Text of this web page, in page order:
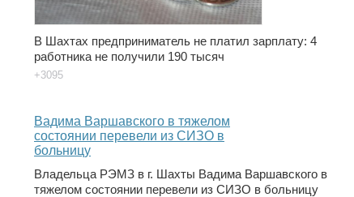
В Шахтах предприниматель не платил зарплату: 4
работника не получили 190 тысяч
+3095
Владельца РЭМЗ в г. Шахты Вадима Варшавского в
тяжелом состоянии перевели из СИЗО в больницу